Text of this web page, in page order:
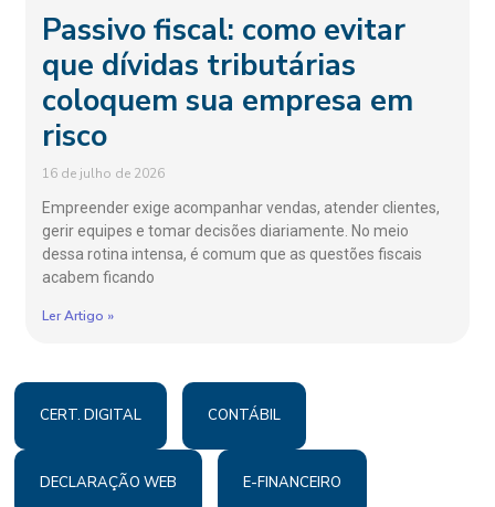
Passivo fiscal: como evitar
que dívidas tributárias
coloquem sua empresa em
risco
16 de julho de 2026
Empreender exige acompanhar vendas, atender clientes,
gerir equipes e tomar decisões diariamente. No meio
dessa rotina intensa, é comum que as questões fiscais
acabem ficando
Ler Artigo »
CERT. DIGITAL CONTÁBIL
DECLARAÇÃO WEB E-FINANCEIRO